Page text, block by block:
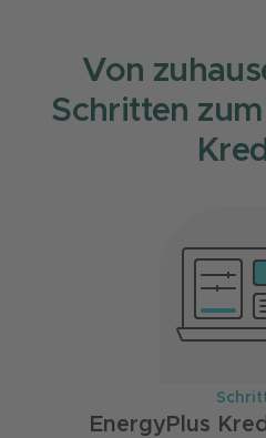
Von
Schritten
Schritt
EnergyPlus